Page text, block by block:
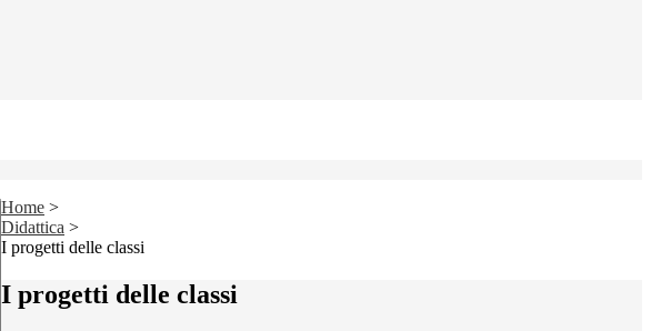
Home >
Didattica >
I progetti delle classi
I progetti delle classi